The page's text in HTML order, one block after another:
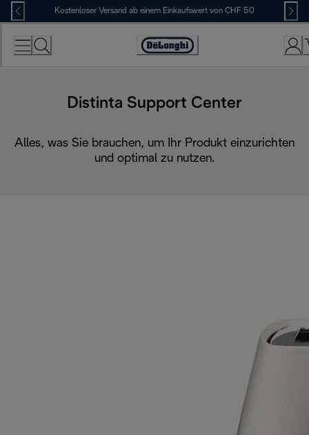
Skip
to
Content
Kostenloser Versand ab einem Einkaufswert von CHF 50
Erklärung
Distinta Support Center
Alles, was Sie brauchen, um Ihr Produkt einzurichten
und optimal zu nutzen.